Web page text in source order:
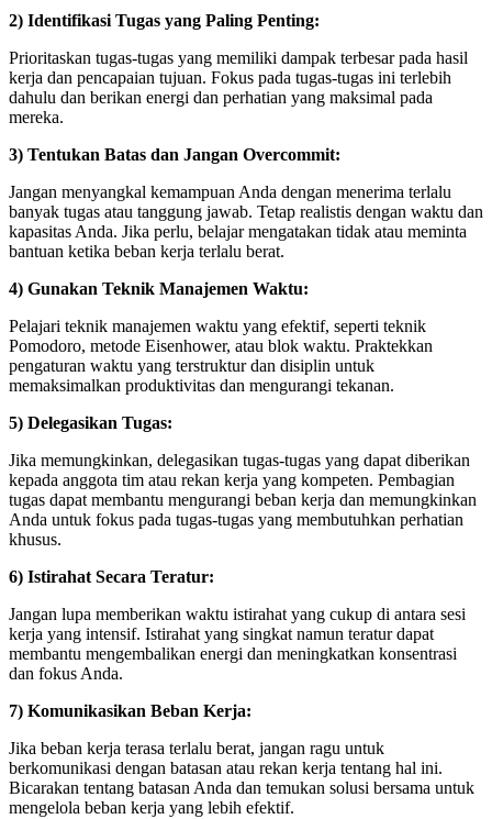
2) Identifikasi Tugas yang Paling Penting:
Prioritaskan tugas-tugas yang memiliki dampak terbesar pada hasil
kerja dan pencapaian tujuan. Fokus pada tugas-tugas ini terlebih
dahulu dan berikan energi dan perhatian yang maksimal pada
mereka.
3) Tentukan Batas dan Jangan Overcommit:
Jangan menyangkal kemampuan Anda dengan menerima terlalu
banyak tugas atau tanggung jawab. Tetap realistis dengan waktu dan
kapasitas Anda. Jika perlu, belajar mengatakan tidak atau meminta
bantuan ketika beban kerja terlalu berat.
4) Gunakan Teknik Manajemen Waktu:
Pelajari teknik manajemen waktu yang efektif, seperti teknik
Pomodoro, metode Eisenhower, atau blok waktu. Praktekkan
pengaturan waktu yang terstruktur dan disiplin untuk
memaksimalkan produktivitas dan mengurangi tekanan.
5) Delegasikan Tugas:
Jika memungkinkan, delegasikan tugas-tugas yang dapat diberikan
kepada anggota tim atau rekan kerja yang kompeten. Pembagian
tugas dapat membantu mengurangi beban kerja dan memungkinkan
Anda untuk fokus pada tugas-tugas yang membutuhkan perhatian
khusus.
6) Istirahat Secara Teratur:
Jangan lupa memberikan waktu istirahat yang cukup di antara sesi
kerja yang intensif. Istirahat yang singkat namun teratur dapat
membantu mengembalikan energi dan meningkatkan konsentrasi
dan fokus Anda.
7) Komunikasikan Beban Kerja:
Jika beban kerja terasa terlalu berat, jangan ragu untuk
berkomunikasi dengan batasan atau rekan kerja tentang hal ini.
Bicarakan tentang batasan Anda dan temukan solusi bersama untuk
mengelola beban kerja yang lebih efektif.